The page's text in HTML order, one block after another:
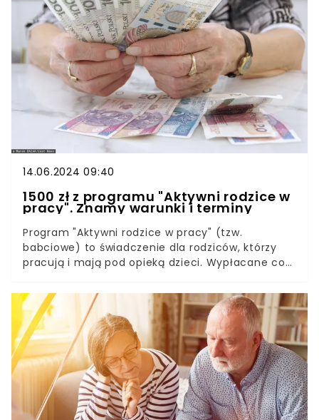
14.06.2024 09:40
1500 zł z programu "Aktywni rodzice w
pracy". Znamy warunki i terminy
Program "Aktywni rodzice w pracy" (tzw.
babciowe) to świadczenie dla rodziców, którzy
pracują i mają pod opieką dzieci. Wypłacane co
wynagrodzenie dla niani lub bliskiej osoby, która
będzie zajmować się dziećmi. By uzyskać taki
dodatek, należy spełnić kilka warunków.